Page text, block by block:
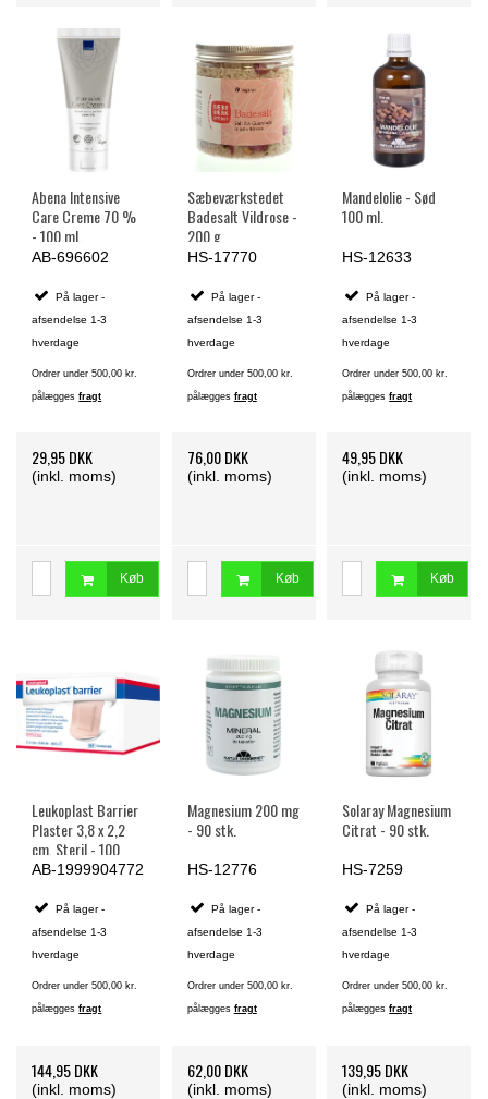
Abena Intensive
Care Creme 70 %
- 100 ml.
AB-696602
På lager -
afsendelse 1-3
hverdage
Ordrer under 500,00 kr.
pålæggesfragt
29,95 DKK
(inkl. moms)
Køb
Sæbeværkstedet
Badesalt Vildrose -
200 g
HS-17770
På lager -
afsendelse 1-3
hverdage
Ordrer under 500,00 kr.
pålægges fragt
76,00 DKK
(inkl. moms)
Køb
Mandelolie - Sød
100 ml.
HS-12633
På lager -
afsendelse 1-3
hverdage
Ordrer under 500,00 kr.
pålæggesfragt
49,95 DKK
(inkl. moms)
Køb
Leukoplast Barrier
Plaster 3,8 x 2,2
cm. Steril - 100
stk.
AB-1999904772
På lager -
afsendelse 1-3
hverdage
Ordrer under 500,00 kr.
pålæggesfragt
144,95 DKK
(inkl. moms)
Magnesium 200 mg
- 90 stk.
HS-12776
På lager -
afsendelse 1-3
hverdage
Ordrer under 500,00 kr.
pålægges fragt
62,00 DKK
(inkl. moms)
Solaray Magnesium
Citrat - 90 stk.
HS-7259
På lager -
afsendelse 1-3
hverdage
Ordrer under 500,00 kr.
pålæggesfragt
139,95 DKK
(inkl. moms)